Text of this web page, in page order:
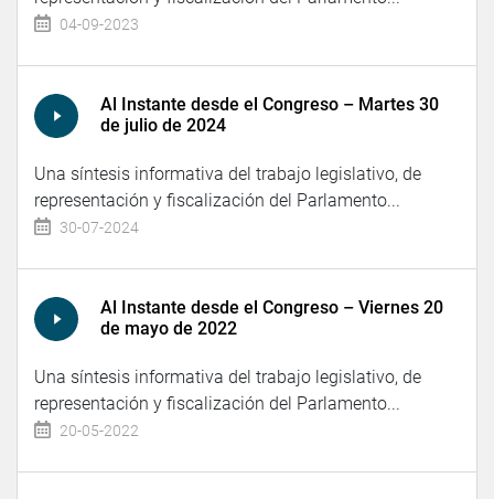
04-09-2023
Al Instante desde el Congreso – Martes 30
de julio de 2024
Una síntesis informativa del trabajo legislativo, de
representación y fiscalización del Parlamento...
30-07-2024
Al Instante desde el Congreso – Viernes 20
de mayo de 2022
Una síntesis informativa del trabajo legislativo, de
representación y fiscalización del Parlamento...
20-05-2022